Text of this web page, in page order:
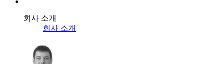
회사 소개
회사 소개